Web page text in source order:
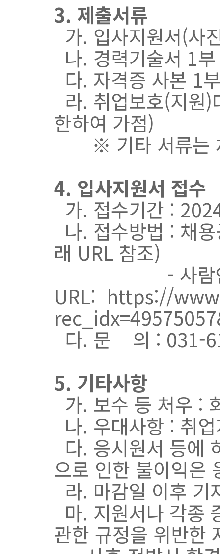
3. 제출서류
가. 입사지원서(사
나. 경력기술서 1부
다. 자격증 사본 1
라. 취업보호(지원
한하여 가점)
※ 기타 서류는
4. 입사지원서 접수
가. 접수기간 :
나. 접수방법 : 채
래 URL 참조)
- 사람
URL: https://
다. 문 의 : 031-
5. 기타사항
가. 보수 등 처우 :
나. 우대사항 : 취
다. 응시원서 등에
으로 인한 불이익은
라. 마감일 이후 기
마. 지원서나 각종
관한 규정을 위반한